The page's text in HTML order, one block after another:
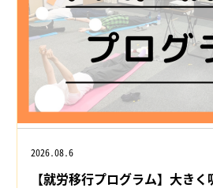
2026.08.6
【就労移行プログラム】大き